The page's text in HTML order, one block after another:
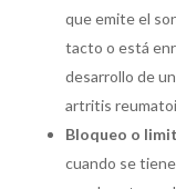
que emite el
tacto o está
desarrollo de
artritis
Bloqueo o
cuando se